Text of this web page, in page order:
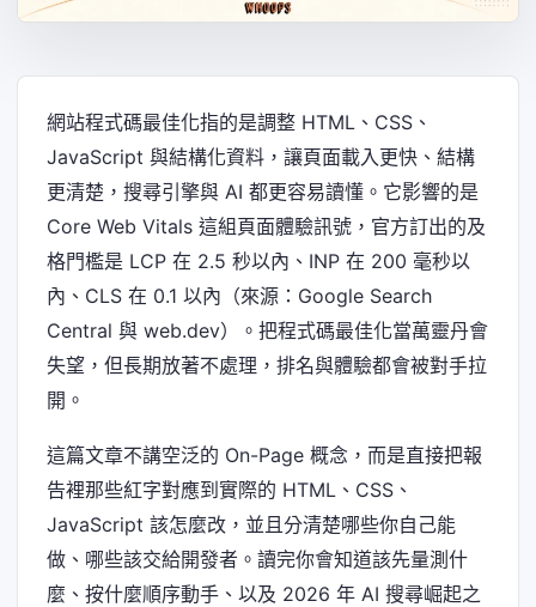
網站程式碼最佳化指的是調整 HTML、CSS、
JavaScript 與結構化資料，讓頁面載入更快、結構
更清楚，搜尋引擎與 AI 都更容易讀懂。它影響的是
Core Web Vitals 這組頁面體驗訊號，官方訂出的及
格門檻是 LCP 在 2.5 秒以內、INP 在 200 毫秒以
內、CLS 在 0.1 以內（來源：Google Search
Central 與 web.dev）。把程式碼最佳化當萬靈丹會
失望，但長期放著不處理，排名與體驗都會被對手拉
開。
這篇文章不講空泛的 On-Page 概念，而是直接把報
告裡那些紅字對應到實際的 HTML、CSS、
JavaScript 該怎麼改，並且分清楚哪些你自己能
做、哪些該交給開發者。讀完你會知道該先量測什
麼、按什麼順序動手、以及 2026 年 AI 搜尋崛起之